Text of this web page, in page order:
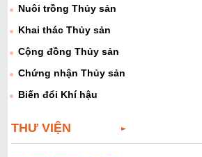
Nuôi trồng Thủy sản
Khai thác Thủy sản
Cộng đồng Thủy sản
Chứng nhận Thủy sản
Biến đổi Khí hậu
THƯ VIỆN